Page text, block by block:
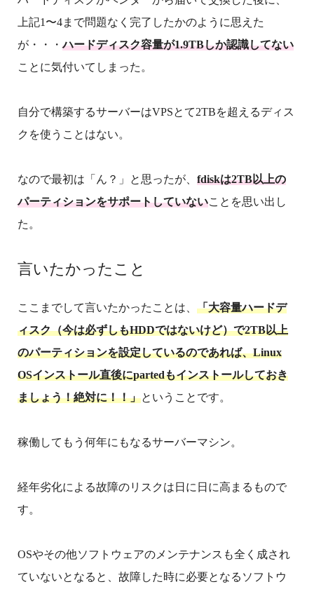
上記1〜4まで問題なく完了したかのように思えた
が・・・ハードディスク容量が1.9TBしか認識してない
ことに気付いてしまった。
自分で構築するサーバーはVPSとて2TBを超えるディス
クを使うことはない。
なので最初は「ん？」と思ったが、 fdiskは2TB以上の
パーティションをサポートしていないことを思い出し
た。
言いたかったこと
ここまでして言いたかったことは、 「大容量ハードデ
ィスク（今は必ずしもHDDではないけど）で2TB以上
のパーティションを設定しているのであれば、Linux
OSインストール直後にpartedもインストールしておき
ましょう！絶対に！！」ということです。
稼働してもう何年にもなるサーバーマシン。
経年劣化による故障のリスクは日に日に高まるもので
す。
OSやその他ソフトウェアのメンテナンスも全く成され
ていないとなると、故障した時に必要となるソフトウ